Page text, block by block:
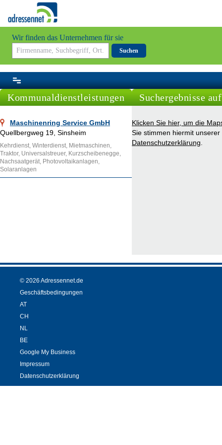
Wir finden das Unternehmen für sie
Suchen
Kommunaldienstleistungen
Maschinenring Service GmbH
Quellbergweg 19, Sinsheim
Kehrdienst, Winterdienst, Mietmaschinen,
Traktor, Universalstreuer, Kurzscheibenegge,
Nachsaatgerät, Photovoltaikanlagen,
Solaranlagen
Suchergebnisse
Klicken Sie hier, um die
Sie stimmen hiermit unserer
Datenschutzerklärung
© 2026 Adressennet.de
Geschäftsbedingungen
AT
CH
NL
BE
Google My Business
Impressum
Datenschutzerklärung